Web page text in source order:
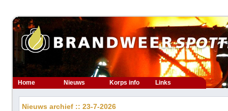
Home Nieuws Korps info Links
Nieuws archief :: 23-7-2026